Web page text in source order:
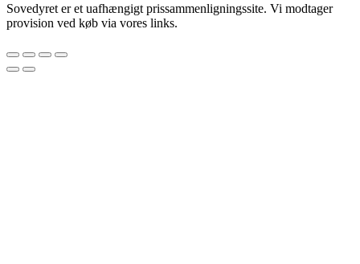
Sovedyret er et uafhængigt prissammenligningssite. Vi modtager
provision ved køb via vores links.